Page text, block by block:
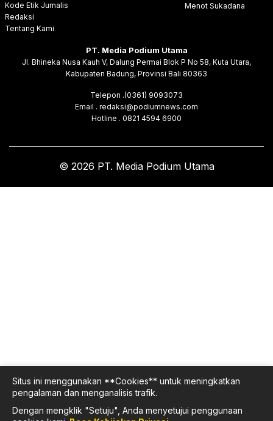
Kode Etik Jurnalis
Redaksi
Tentang Kami
Menot Sukadana
PT. Media Podium Utama
Jl. Bhineka Nusa Kauh V, Dalung Permai Blok P No 58, Kuta Utara,
Kabupaten Badung, Provinsi Bali 80363
Telepon .(0361) 9093073
Email . redaksi@podiumnews.com
Hotline . 0821 4594 6900
© 2026 PT. Media Podium Utama
Situs ini menggunakan **Cookies** untuk meningkatkan
pengalaman dan menganalisis trafik.
Dengan mengklik "Setuju", Anda menyetujui penggunaan